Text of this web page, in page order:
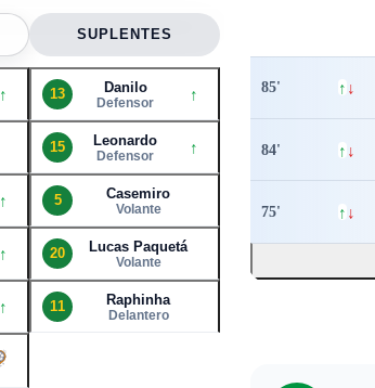
SUPLENTES
↑ 13 Danilo
Defensor ↑
15 Leonardo
Defensor ↑
↑ 5 Casemiro
Volante
↑ 20 Lucas Paquetá
Volante
↑ 11 Raphinha
Delantero
85' ↑ ↓
84' ↑ ↓
75' ↑ ↓